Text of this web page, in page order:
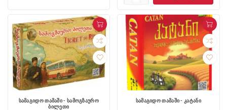
სამაგიდო თამაში - სამოგზაურო
ბილეთი
სამაგიდო თამაში - კატანი